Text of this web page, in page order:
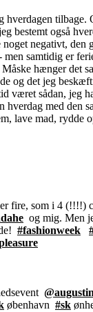
hverdagen tilbage.
bestemt også
noget negativt, den
men samtidig er
hænger det
og det jeg
været sådan, jeg
hverdag med den
lave mad, rydde
fire, som i 4 (!!!!)
og mig. Men
#fashionweek
øbenhavn #sk